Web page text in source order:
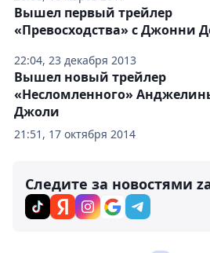
22:04, 23 декабря 2013
Вышел первый трейлер
«Превосходства» с Джонни
21:51, 17 октября 2014
Вышел новый трейлер
«Несломленного»
Джоли
Следите за новостями